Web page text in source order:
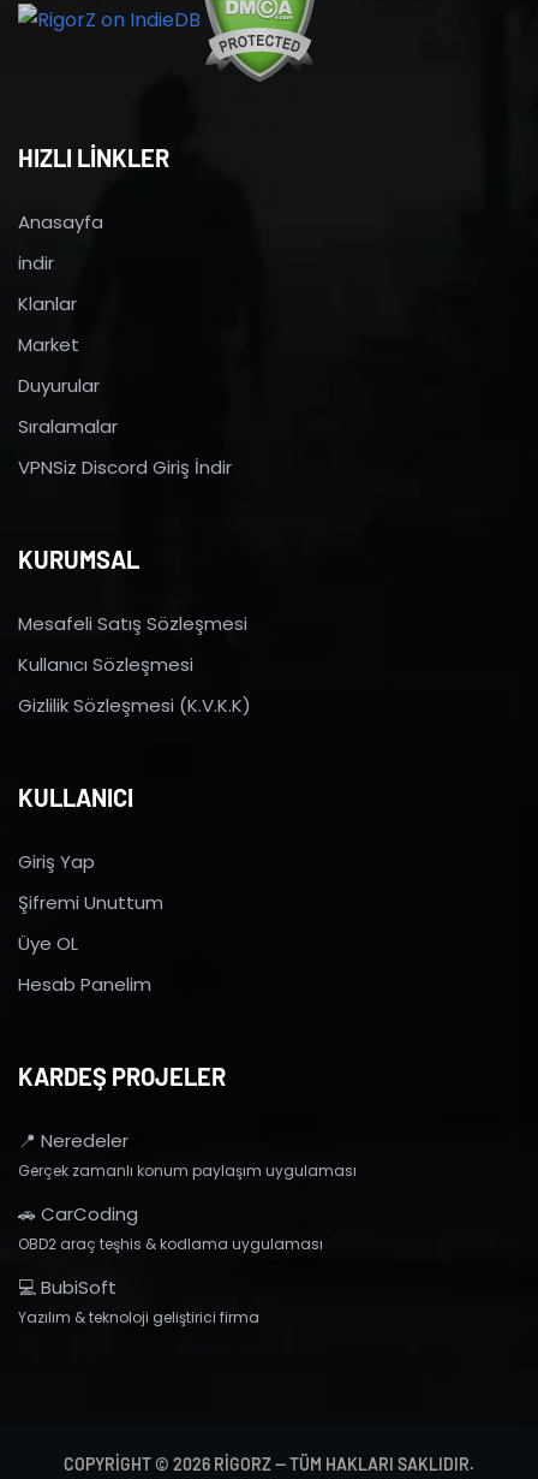
HIZLI LİNKLER
Anasayfa
indir
Klanlar
Market
Duyurular
Sıralamalar
VPNSiz Discord Giriş İndir
KURUMSAL
Mesafeli Satış Sözleşmesi
Kullanıcı Sözleşmesi
Gizlilik Sözleşmesi (K.V.K.K)
KULLANICI
Giriş Yap
Şifremi Unuttum
Üye OL
Hesab Panelim
KARDEŞ PROJELER
📍 Neredeler
Gerçek zamanlı konum paylaşım uygulaması
🚗 CarCoding
OBD2 araç teşhis & kodlama uygulaması
💻 BubiSoft
Yazılım & teknoloji geliştirici firma
COPYRIGHT © 2026 RIGORZ — TÜM HAKLARI SAKLIDIR.